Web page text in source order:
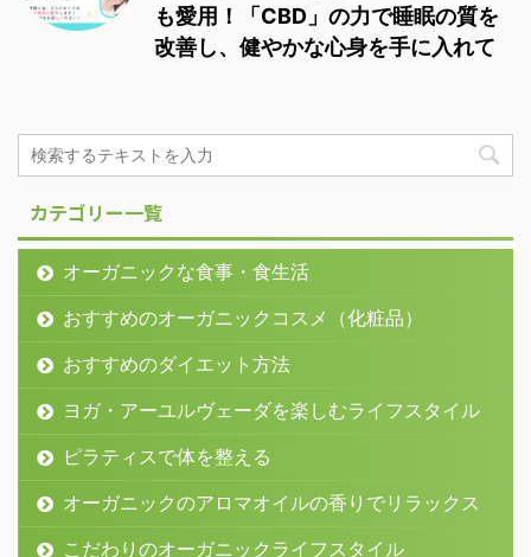
も愛用！「CBD」の力で睡眠の質を
改善し、健やかな心身を手に入れて
カテゴリー一覧
オーガニックな食事・食生活
おすすめのオーガニックコスメ（化粧品）
おすすめのダイエット方法
ヨガ・アーユルヴェーダを楽しむライフスタイル
ピラティスで体を整える
オーガニックのアロマオイルの香りでリラックス
こだわりのオーガニックライフスタイル